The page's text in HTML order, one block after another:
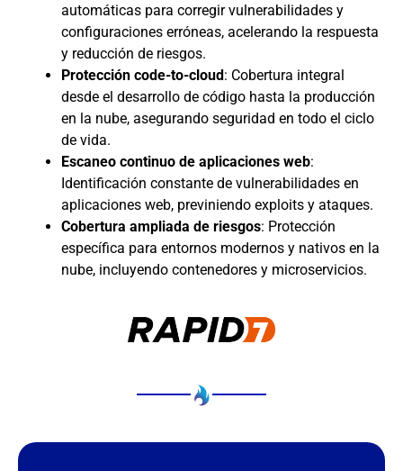
automáticas para corregir vulnerabilidades y
configuraciones erróneas, acelerando la respuesta
y reducción de riesgos.
Protección code-to-cloud: Cobertura integral
desde el desarrollo de código hasta la producción
en la nube, asegurando seguridad en todo el ciclo
de vida.
Escaneo continuo de aplicaciones web:
Identificación constante de vulnerabilidades en
aplicaciones web, previniendo exploits y ataques.
Cobertura ampliada de riesgos: Protección
específica para entornos modernos y nativos en la
nube, incluyendo contenedores y microservicios.